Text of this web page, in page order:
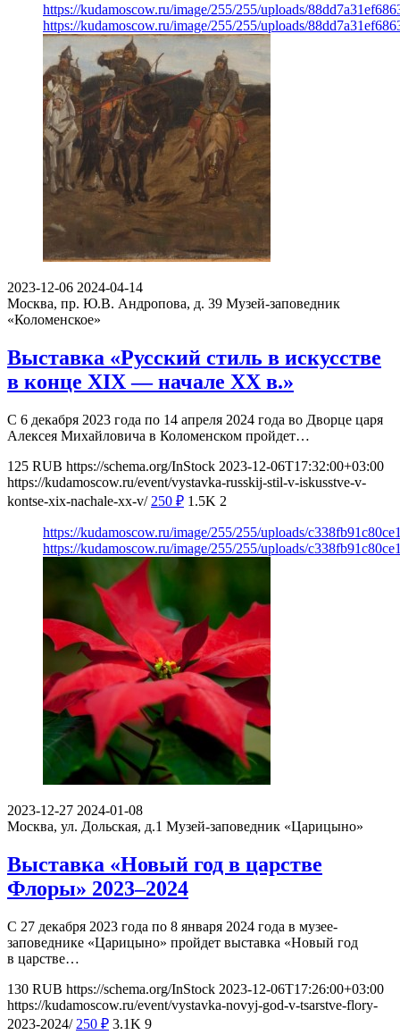
https://kudamoscow.ru/image/255/255/uploads/
https://kudamoscow.ru/image/255/255/uploads/
2023-12-06 2024-04-14
Москва, пр. Ю.В. Андропова, д. 39 Музей-заповедник
«Коломенское»
Выставка «Русский стиль в искусстве
в конце XIX — начале XX в.»
С 6 декабря 2023 года по 14 апреля 2024 года во Дворце царя
Алексея Михайловича в Коломенском пройдет…
125 RUB https://schema.org/InStock 2023-12-06T17:32:00+03:00
https://kudamoscow.ru/event/vystavka-russkij-stil-v-iskusstve-v-
kontse-xix-nachale-xx-v/ 250 ₽ 1.5K 2
https://kudamoscow.ru/image/255/255/uploads/
https://kudamoscow.ru/image/255/255/uploads/
2023-12-27 2024-01-08
Москва, ул. Дольская, д.1 Музей-заповедник «Царицыно»
Выставка «Новый год в царстве
Флоры» 2023–2024
С 27 декабря 2023 года по 8 января 2024 года в музее-
заповеднике «Царицыно» пройдет выставка «Новый год
в царстве…
130 RUB https://schema.org/InStock 2023-12-06T17:26:00+03:00
https://kudamoscow.ru/event/vystavka-novyj-god-v-tsarstve-flory-
2023-2024/ 250 ₽ 3.1K 9